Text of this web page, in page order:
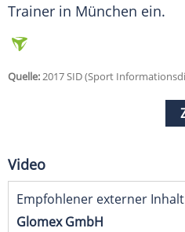
Trainer in München ein.
Quelle:2017 SID (Sport
Video
Empfohlener externer
Glomex GmbH